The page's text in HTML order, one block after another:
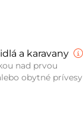
a karavany
nad prvou
obytné prívesy